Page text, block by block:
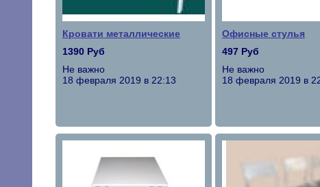
Кровати металлические
1390 Руб
Не важно
18 февраля 2019 в 22:13
Офисные стулья
497 Руб
Не важно
18 февраля 2019 в